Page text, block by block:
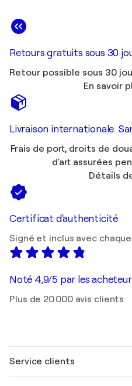
Retours gratuits sous 30
Retour possible sous 30
En savoir
Livraison internationale.
Frais de port, droits de
d'art assurées
Détails
Certificat d'authenticité
Signé et inclus avec
Noté 4,9/5 par les
Plus de 20 000 avis clients
Service clients